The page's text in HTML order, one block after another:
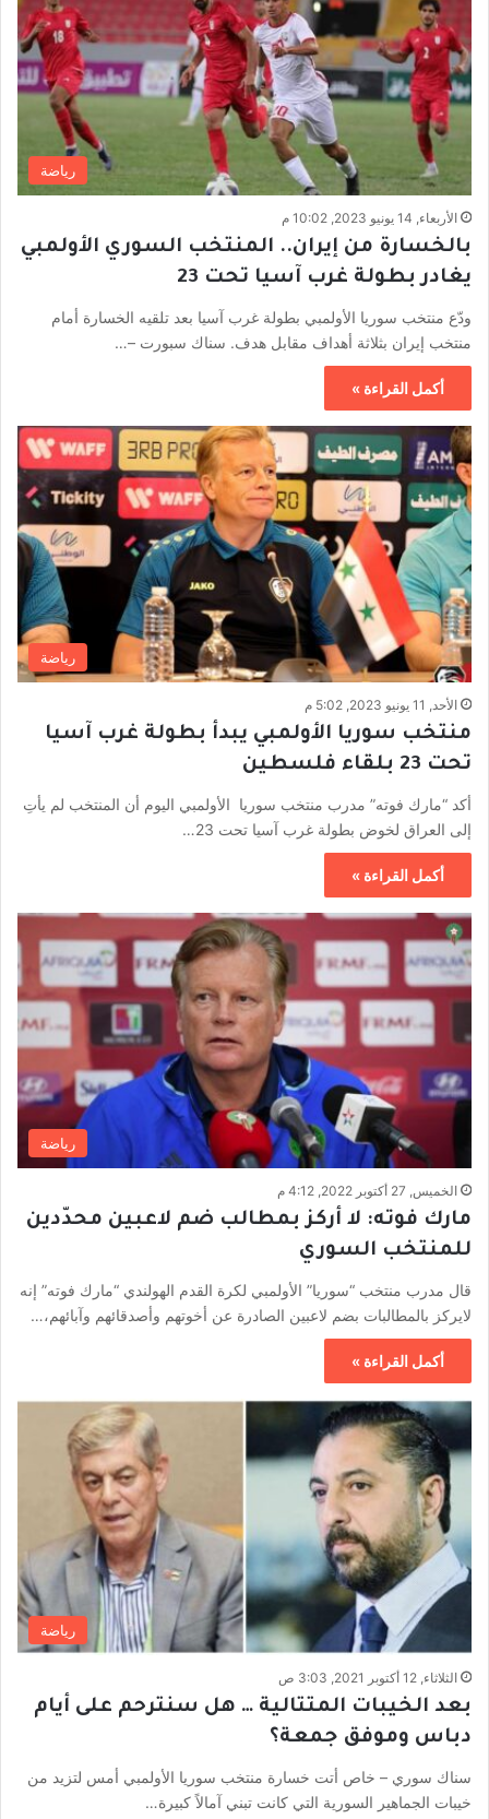
رياضة
الأربعاء, 14 يونيو 2023, 10:02 م
بالخسارة من إيران.. المنتخب السوري الأولمبي
يغادر بطولة غرب آسيا تحت 23
ودّع منتخب سوريا الأولمبي بطولة غرب آسيا بعد تلقيه الخسارة أمام
منتخب إيران بثلاثة أهداف مقابل هدف. سناك سبورت –…
أكمل القراءة »
رياضة
الأحد, 11 يونيو 2023, 5:02 م
منتخب سوريا الأولمبي يبدأ بطولة غرب آسيا
تحت 23 بلقاء فلسطين
أكد “مارك فوته” مدرب منتخب سوريا الأولمبي اليوم أن المنتخب لم يأتِ
إلى العراق لخوض بطولة غرب آسيا تحت 23…
أكمل القراءة »
رياضة
الخميس, 27 أكتوبر 2022, 4:12 م
مارك فوته: لا أركز بمطالب ضم لاعبين محدّدين
للمنتخب السوري
قال مدرب منتخب “سوريا” الأولمبي لكرة القدم الهولندي “مارك فوته” إنه
لايركز بالمطالبات بضم لاعبين الصادرة عن أخوتهم وأصدقائهم وآبائهم،…
أكمل القراءة »
رياضة
الثلاثاء, 12 أكتوبر 2021, 3:03 ص
بعد الخيبات المتتالية … هل سنترحم على أيام
دباس وموفق جمعة؟
سناك سوري – خاص أتت خسارة منتخب سوريا الأولمبي أمس لتزيد من
خيبات الجماهير السورية التي كانت تبني آمالاً كبيرة…